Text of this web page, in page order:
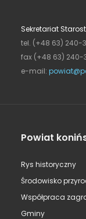
Sekretariat
tel. (+48 63) 240-
fax (+48 63) 240-
e-mail:
Powiat
Rys historyczny
Środowisko
Współpraca
Gminy